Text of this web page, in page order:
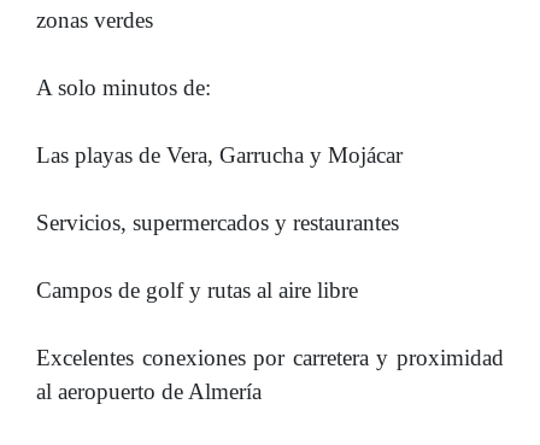
zonas verdes
A solo minutos de:
Las playas de Vera, Garrucha y Mojácar
Servicios, supermercados y restaurantes
Campos de golf y rutas al aire libre
Excelentes conexiones por carretera y proximidad
al aeropuerto de Almería